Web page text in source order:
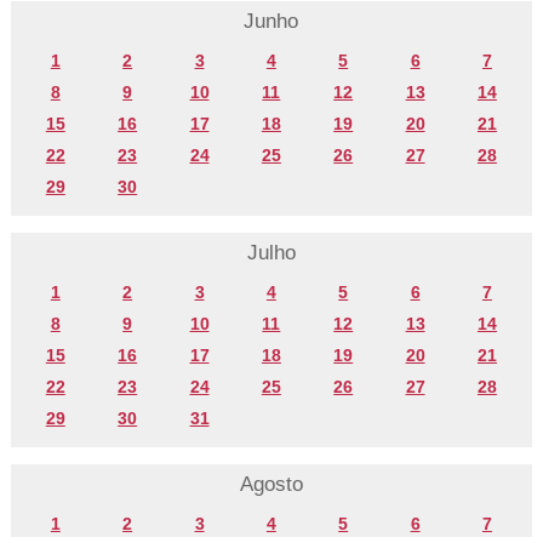
Junho
1 2 3 4 5 6
7
8
9 10 11 12 13
14
15
16 17 18 19 20
21
22
23 24 25 26 27
28
29
30
Julho
1 2 3 4 5 6
7
8
9 10 11 12 13
14
15
16 17 18 19 20
21
22
23 24 25 26 27
28
29
30 31
Agosto
1 2 3 4 5 6 7